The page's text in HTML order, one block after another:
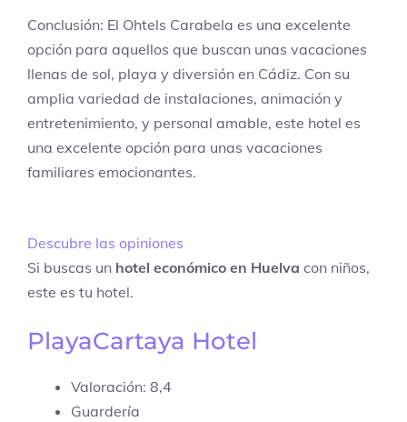
Conclusión: El Ohtels Carabela es una excelente
opción para aquellos que buscan unas vacaciones
llenas de sol, playa y diversión en Cádiz. Con su
amplia variedad de instalaciones, animación y
entretenimiento, y personal amable, este hotel es
una excelente opción para unas vacaciones
familiares emocionantes.
Descubre las opiniones
Si buscas un hotel económico en Huelva con niños,
este es tu hotel.
PlayaCartaya Hotel
Valoración: 8,4
Guardería